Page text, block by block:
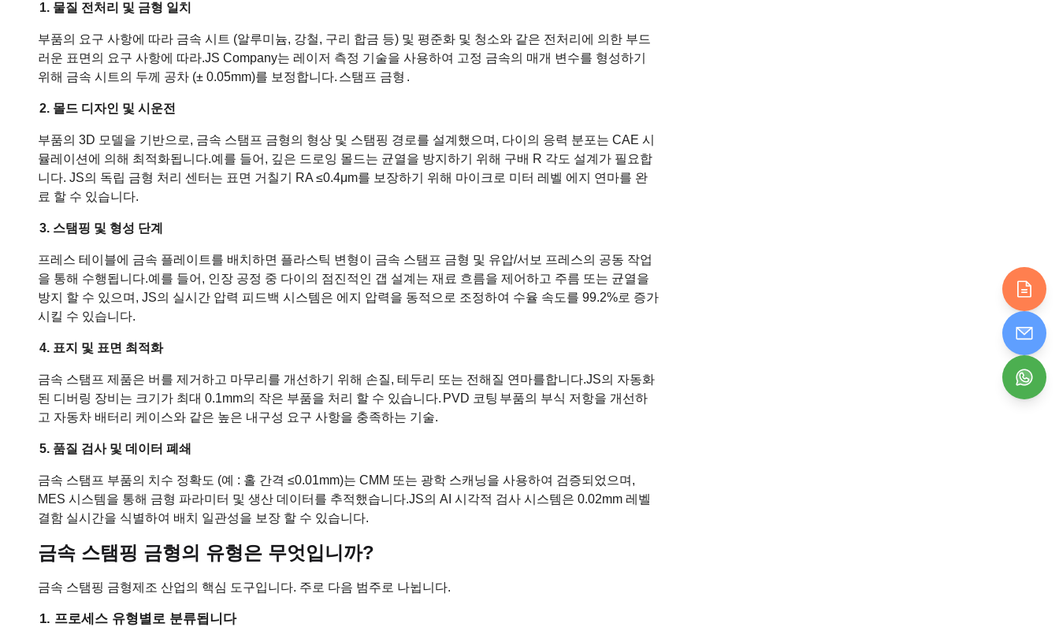
1. 물질 전처리 및 금형 일치
부품의 요구 사항에 따라 금속 시트 (알루미늄, 강철, 구리 합금 등) 및 평준화 및 청소와 같은 전처리에 의한 부드
러운 표면의 요구 사항에 따라.JS Company는 레이저 측정 기술을 사용하여 고정 금속의 매개 변수를 형성하기
위해 금속 시트의 두께 공차 (± 0.05mm)를 보정합니다. 스탬프 금형 .
2. 몰드 디자인 및 시운전
부품의 3D 모델을 기반으로, 금속 스탬프 금형의 형상 및 스탬핑 경로를 설계했으며, 다이의 응력 분포는 CAE 시
뮬레이션에 의해 최적화됩니다.예를 들어, 깊은 드로잉 몰드는 균열을 방지하기 위해 구배 R 각도 설계가 필요합
니다. JS의 독립 금형 처리 센터는 표면 거칠기 RA ≤0.4μm를 보장하기 위해 마이크로 미터 레벨 에지 연마를 완
료 할 수 있습니다.
3. 스탬핑 및 형성 단계
프레스 테이블에 금속 플레이트를 배치하면 플라스틱 변형이 금속 스탬프 금형 및 유압/서보 프레스의 공동 작업
을 통해 수행됩니다.예를 들어, 인장 공정 중 다이의 점진적인 갭 설계는 재료 흐름을 제어하고 주름 또는 균열을
방지 할 수 있으며, JS의 실시간 압력 피드백 시스템은 에지 압력을 동적으로 조정하여 수율 속도를 99.2%로 증가
시킬 수 있습니다.
4. 표지 및 표면 최적화
금속 스탬프 제품은 버를 제거하고 마무리를 개선하기 위해 손질, 테두리 또는 전해질 연마를합니다.JS의 자동화
된 디버링 장비는 크기가 최대 0.1mm의 작은 부품을 처리 할 수 있습니다. PVD 코팅 부품의 부식 저항을 개선하
고 자동차 배터리 케이스와 같은 높은 내구성 요구 사항을 충족하는 기술.
5. 품질 검사 및 데이터 폐쇄
금속 스탬프 부품의 치수 정확도 (예 : 홀 간격 ≤0.01mm)는 CMM 또는 광학 스캐닝을 사용하여 검증되었으며,
MES 시스템을 통해 금형 파라미터 및 생산 데이터를 추적했습니다.JS의 AI 시각적 검사 시스템은 0.02mm 레벨
결함 실시간을 식별하여 배치 일관성을 보장 할 수 있습니다.
금속 스탬핑 금형의 유형은 무엇입니까?
금속 스탬핑 금형제조 산업의 핵심 도구입니다. 주로 다음 범주로 나뉩니다.
1. 프로세스 유형별로 분류됩니다